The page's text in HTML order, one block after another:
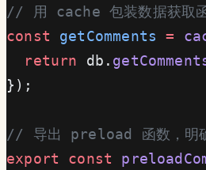
// 用 cache 包装数据获取
const getComments =
  return
db.
});
// 导出 preload 函数，明
export const